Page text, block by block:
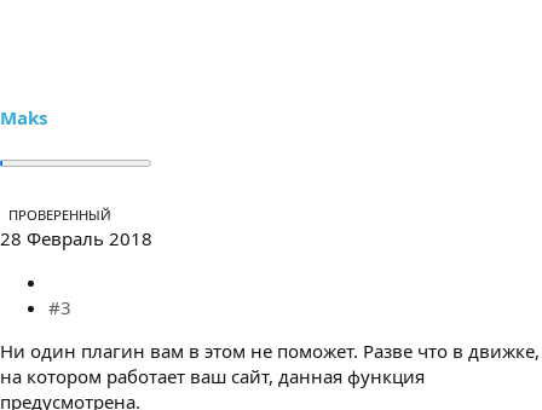
Maks
ПРОВЕРЕННЫЙ
28 Февраль 2018
#3
Ни один плагин вам в этом не поможет. Разве что в движке,
на котором работает ваш сайт, данная функция
предусмотрена.